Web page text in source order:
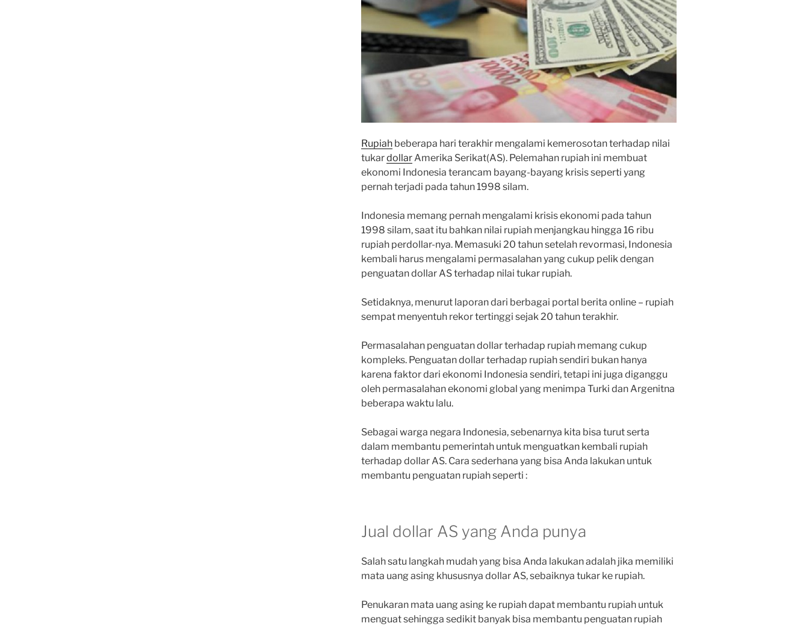
Rupiahbeberapa hari terakhir mengalami kemerosotan terhadap nilai
tukardollarAmerika Serikat(AS). Pelemahan rupiah ini membuat
ekonomi Indonesia terancam bayang-bayang krisis seperti yang
pernah terjadi pada tahun 1998 silam.
Indonesia memang pernah mengalami krisis ekonomi pada tahun
1998 silam, saat itu bahkan nilai rupiah menjangkau hingga 16 ribu
rupiah perdollar-nya. Memasuki 20 tahun setelah revormasi, Indonesia
kembali harus mengalami permasalahan yang cukup pelik dengan
penguatan dollar AS terhadap nilai tukar rupiah.
Setidaknya, menurut laporan dari berbagai portal berita online – rupiah
sempat menyentuh rekor tertinggi sejak 20 tahun terakhir.
Permasalahan penguatan dollar terhadap rupiah memang cukup
kompleks. Penguatan dollar terhadap rupiah sendiri bukan hanya
karena faktor dari ekonomi Indonesia sendiri, tetapi ini juga diganggu
oleh permasalahan ekonomi global yang menimpa Turki dan Argenitna
beberapa waktu lalu.
Sebagai warga negara Indonesia, sebenarnya kita bisa turut serta
dalam membantu pemerintah untuk menguatkan kembali rupiah
terhadap dollar AS. Cara sederhana yang bisa Anda lakukan untuk
membantu penguatan rupiah seperti :
Jual dollar AS yang Anda punya
Salah satu langkah mudah yang bisa Anda lakukan adalah jika memiliki
mata uang asing khususnya dollar AS, sebaiknya tukar ke rupiah.
Penukaran mata uang asing ke rupiah dapat membantu rupiah untuk
menguat sehingga sedikit banyak bisa membantu penguatan rupiah